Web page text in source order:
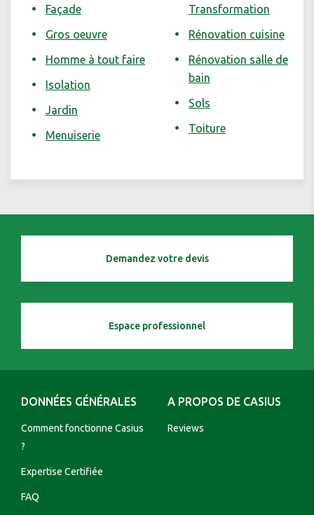
Façade
Gros oeuvre
Homme à tout faire
Isolation
Jardin
Menuiserie
Transformation
Rénovation cuisine
Rénovation salle de
bain
Sols
Toiture
Demandez votre devis
Espace professionnel
DONNÉES GÉNÉRALES
Comment fonctionne Casius
?
Expertise Certifiée
FAQ
A PROPOS DE CASIUS
Reviews